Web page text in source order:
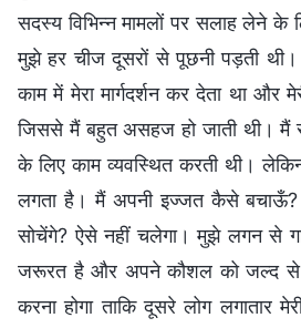
सदस्य विभिन्न मामलों पर सलाह लेने
मुझे हर चीज दूसरों से पूछनी पड़ती
काम में मेरा मार्गदर्शन कर देता था और
जिससे मैं बहुत असहज हो जाती थी। मैं
के लिए काम व्यवस्थित करती थी।
लगता है। मैं अपनी इज्जत कैसे बचाऊँ?
सोचेंगे? ऐसे नहीं चलेगा। मुझे लगन से
जरूरत है और अपने कौशल को जल्द से
करना होगा ताकि दूसरे लोग लगातार